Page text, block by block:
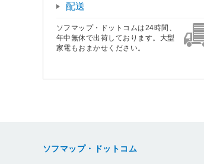
配送
ソフマップ・ドットコムは24時間、
年中無休で出荷しております。大型
家電もおまかせください。
ソフマップ・ドットコム